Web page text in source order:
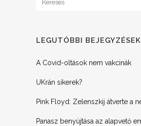
LEGUTÓBBI BEJEGYZÉSEK
A Covid-oltások nem vakcinák
UKrán sikerek?
Pink Floyd: Zelenszkij átverte a
Panasz benyújtása az alapvető